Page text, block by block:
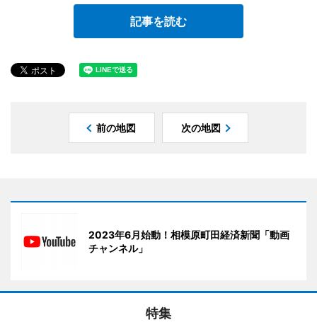
記事を読む
前の地図 次の地図
2023年6月始動！相模原町田経済新聞「動画
チャンネル」
特集